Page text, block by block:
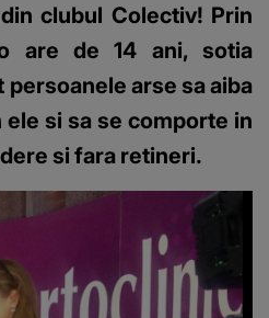
clubul Colectiv! Prin
are de 14 ani, sotia
arse sa aiba
si sa se comporte in
si fara retineri.